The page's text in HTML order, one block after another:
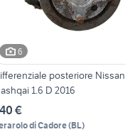
6
posteriore Nissan
1.6 D 2016
€
di Cadore(BL)